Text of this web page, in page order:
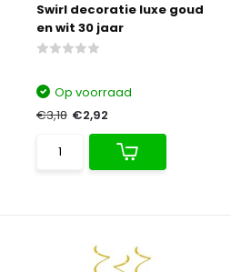
Swirl decoratie luxe goud
en wit 30 jaar
Op voorraad
€3,18 €2,92